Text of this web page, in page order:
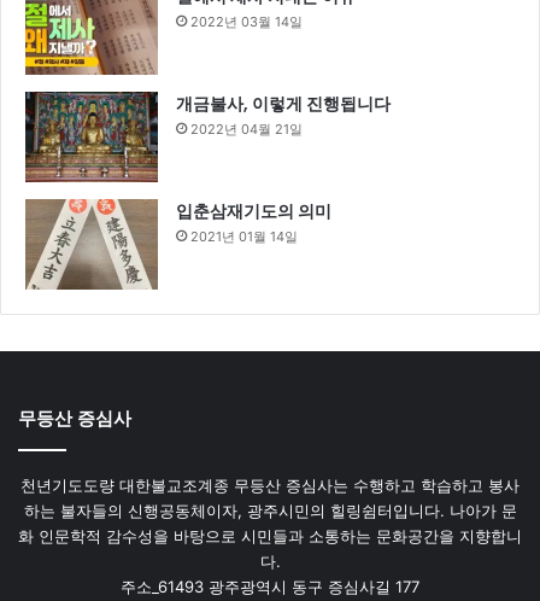
2022년 03월 14일
개금불사, 이렇게 진행됩니다
2022년 04월 21일
입춘삼재기도의 의미
2021년 01월 14일
무등산 증심사
천년기도도량 대한불교조계종 무등산 증심사는 수행하고 학습하고 봉사
하는 불자들의 신행공동체이자, 광주시민의 힐링쉼터입니다. 나아가 문
화 인문학적 감수성을 바탕으로 시민들과 소통하는 문화공간을 지향합니
다.
주소_61493 광주광역시 동구 증심사길 177